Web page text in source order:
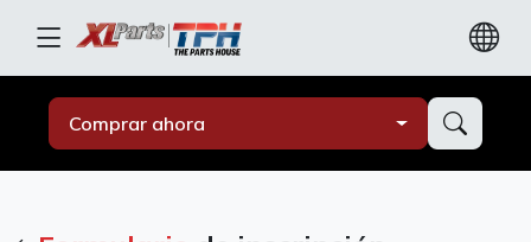
Comprar ahora